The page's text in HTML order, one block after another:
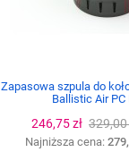
Zapasowa szpula do
Ballistic Air PC
Cena
246,75 zł Cena
329,00
Najniższa cena: